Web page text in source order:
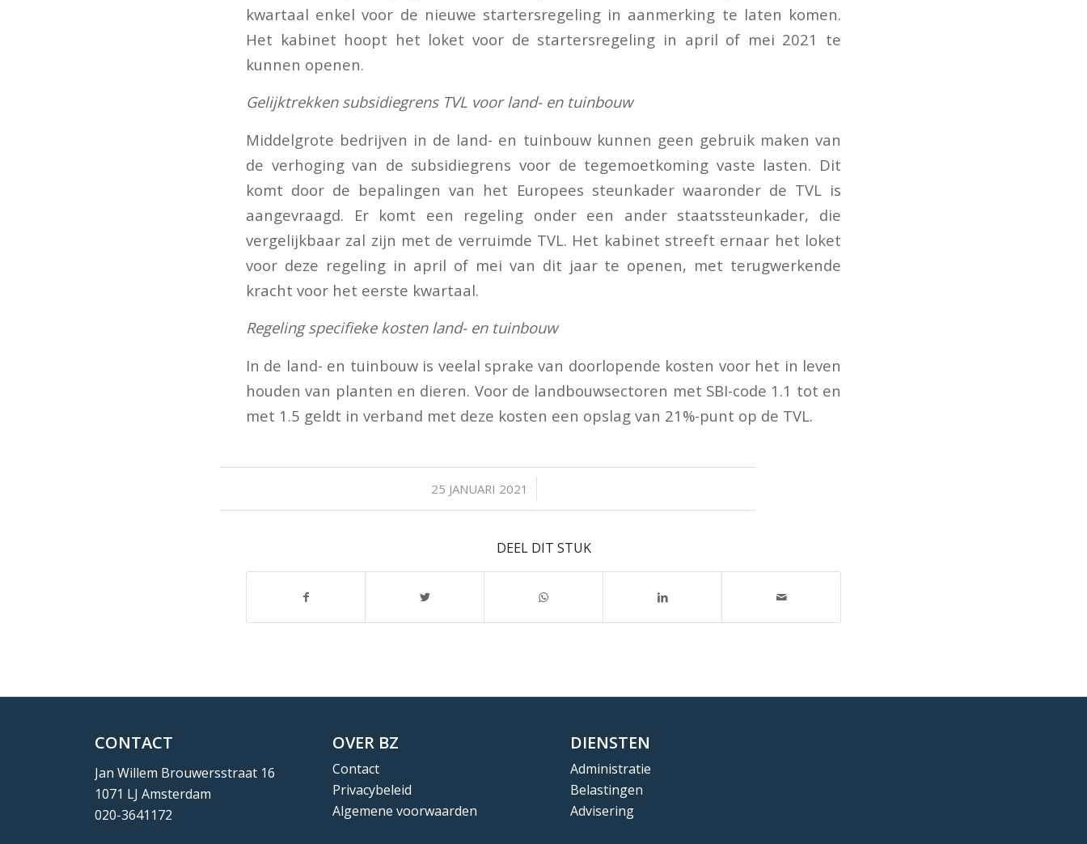
kwartaal enkel voor de nieuwe startersregeling in aanmerking te laten komen.
Het kabinet hoopt het loket voor de startersregeling in april of mei 2021 te
kunnen openen.
Gelijktrekken subsidiegrens TVL voor land- en tuinbouw
Middelgrote bedrijven in de land- en tuinbouw kunnen geen gebruik maken van
de verhoging van de subsidiegrens voor de tegemoetkoming vaste lasten. Dit
komt door de bepalingen van het Europees steunkader waaronder de TVL is
aangevraagd. Er komt een regeling onder een ander staatssteunkader, die
vergelijkbaar zal zijn met de verruimde TVL. Het kabinet streeft ernaar het loket
voor deze regeling in april of mei van dit jaar te openen, met terugwerkende
kracht voor het eerste kwartaal.
Regeling specifieke kosten land- en tuinbouw
In de land- en tuinbouw is veelal sprake van doorlopende kosten voor het in leven
houden van planten en dieren. Voor de landbouwsectoren met SBI-code 1.1 tot en
met 1.5 geldt in verband met deze kosten een opslag van 21%-punt op de TVL.
25 JANUARI 2021
/
DEEL DIT STUK
CONTACT
Jan Willem Brouwersstraat 16
1071 LJ Amsterdam
020-3641172
OVER BZ
Contact
Privacybeleid
Algemene voorwaarden
DIENSTEN
Administratie
Belastingen
Advisering